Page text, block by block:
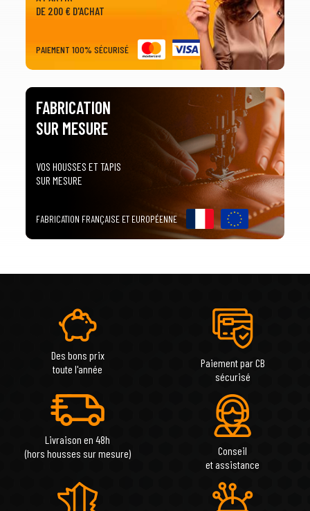
DE 200 € D'ACHAT
PAIEMENT 100% SÉCURISÉ
FABRICATION
SUR MESURE
VOS HOUSSES ET TAPIS
SUR MESURE
FABRICATION FRANÇAISE ET EUROPÉENNE
Des bons prix
toute l'année
Paiement par CB
sécurisé
Livraison en 48h
(hors housses sur mesure)
Conseil
et assistance